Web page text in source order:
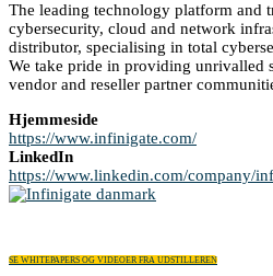
The leading technology platform and
cybersecurity, cloud and network
distributor, specialising in total
We take pride in providing unrivalled
vendor and reseller partner
Hjemmeside
https://www.infinigate.com/
LinkedIn
https://www.linkedin.com/company/
SE WHITEPAPERS OG VIDEOER FRA UDSTILLEREN